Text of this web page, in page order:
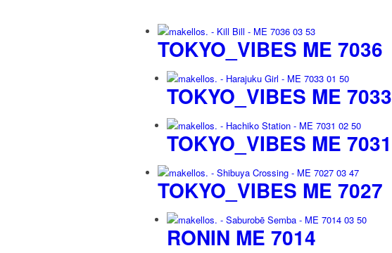
TOKYO_VIBES ME 7036
TOKYO_VIBES ME 7033
TOKYO_VIBES ME 7031
TOKYO_VIBES ME 7027
RONIN ME 7014